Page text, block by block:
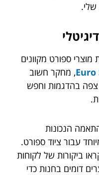
שלי.
ספורט מקוונים
, מחקר חשוב
צפה בהדגמות וחפש
הנכונות
עבור ציוד ספורט.
ביקורות של לקוחות
דומים בחנות כדי